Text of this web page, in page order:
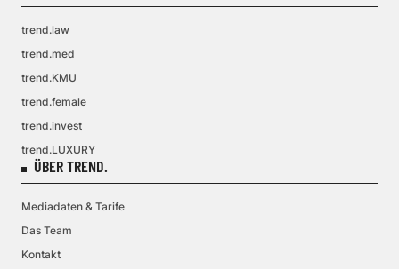
trend.law
trend.med
trend.KMU
trend.female
trend.invest
trend.LUXURY
ÜBER TREND.
Mediadaten & Tarife
Das Team
Kontakt